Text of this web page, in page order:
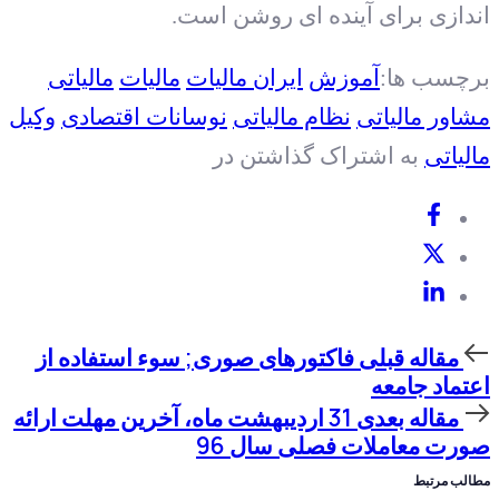
اندازی برای آینده ای روشن است.
برچسب ها: آموزش ایران مالیات مالیات مالیاتی
مشاور مالیاتی نظام مالیاتی نوسانات اقتصادی وکیل
مالیاتی به اشتراک گذاشتن در
مقاله
قبلی
مقاله قبلیفاکتورهای صوری; سوء استفاده از
اعتماد جامعه
مقاله
بعدی
مقاله بعدی
31 اردیبهشت ماه، آخرین مهلت ارائه
صورت معاملات فصلی سال 96
مطالب مرتبط